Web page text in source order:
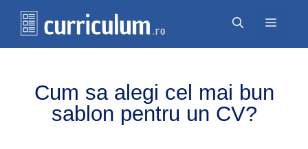
Перейти
Меню
Cum sa alegi cel mai bun
sablon pentru un CV?